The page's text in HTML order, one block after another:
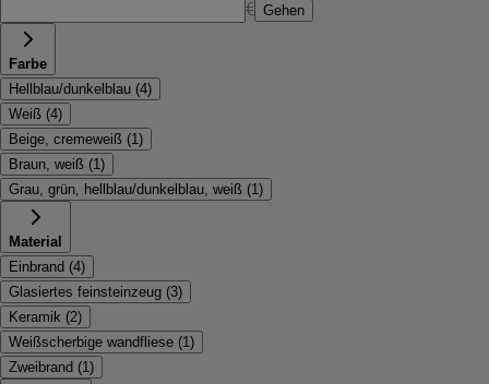
€ Gehen
Farbe
Hellblau/dunkelblau (4)
Weiß (4)
Beige, cremeweiß (1)
Braun, weiß (1)
Grau, grün, hellblau/dunkelblau, weiß (1)
Material
Einbrand (4)
Glasiertes feinsteinzeug (3)
Keramik (2)
Weißscherbige wandfliese (1)
Zweibrand (1)